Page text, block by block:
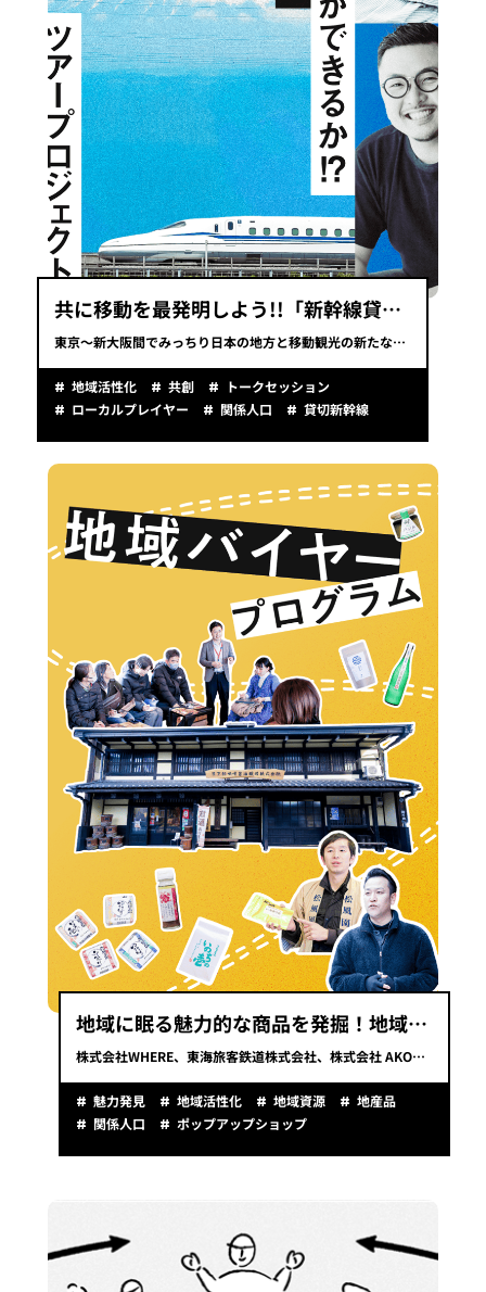
共に移動を最発明しよう!!「新幹線貸切で何ができるか!?公開プロジェクト会議」ツアープロジェクト​
東京～新大阪間でみっちり日本の地方と移動観光の新たな可能性を話し尽くす新幹線貸切車両ツアープロジェクト。
地域活性化 共創
トークセッション
ローカルプレイヤー
関係人口 貸切新幹線
地域に眠る魅力的な商品を発掘！地域バイヤープログラム​
株式会社WHERE、東海旅客鉄道株式会社、株式会社 AKOMEYA TOKYOの3社が協働する超実践型プログラム。
魅力発見 地域活性化 地域資源
地産品
関係人口
ポップアップショップ